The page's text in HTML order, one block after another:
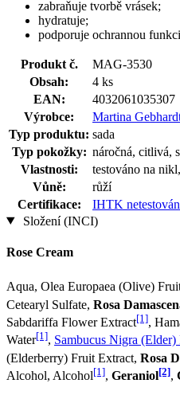
zabraňuje tvorbě vrásek;
hydratuje;
podporuje ochrannou
Produkt č.
MAG-3530
Obsah:
4 ks
EAN:
4032061035307
Výrobce:
Martina
Typ produktu: sada
Typ pokožky: náročná, citlivá,
Vlastnosti:
testováno na
Vůně:
růží
Certifikace:
IHTK
Složení (INCI)
Rose Cream
Aqua, Olea Europaea (Olive)
Cetearyl Sulfate, Rosa
Sabdariffa Flower Extract[1],
Water[1], Sambucus Nigra
(Elderberry) Fruit Extract, Rosa
Alcohol, Alcohol[1], Geraniol[2],